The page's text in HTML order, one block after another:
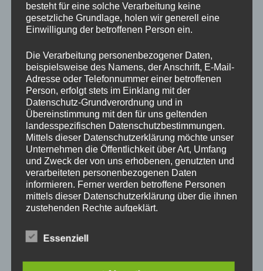
пятница
15:00-16:00
Природа и мы
4-7 лет
16:30-18:00
с 4 класса
besteht für eine solche Verarbeitung keine
gesetzliche Grundlage, holen wir generell eine
Einwilligung der betroffenen Person ein.
Die Verarbeitung personenbezogener Daten,
beispielsweise des Namens, der Anschrift, E-Mail-
Adresse oder Telefonnummer einer betroffenen
Person, erfolgt stets im Einklang mit der
Datenschutz-Grundverordnung und in
Übereinstimmung mit den für uns geltenden
landesspezifischen Datenschutzbestimmungen.
Mittels dieser Datenschutzerklärung möchte unser
Unternehmen die Öffentlichkeit über Art, Umfang
und Zweck der von uns erhobenen, genutzten und
verarbeiteten personenbezogenen Daten
informieren. Ferner werden betroffene Personen
mittels dieser Datenschutzerklärung über die ihnen
zustehenden Rechte aufgeklärt.
Wir haben als für die Verarbeitung Verantwortlicher
zahlreiche technische und organisatorische
lückenlosen Schutz der über diese Internetseite
Essenziell